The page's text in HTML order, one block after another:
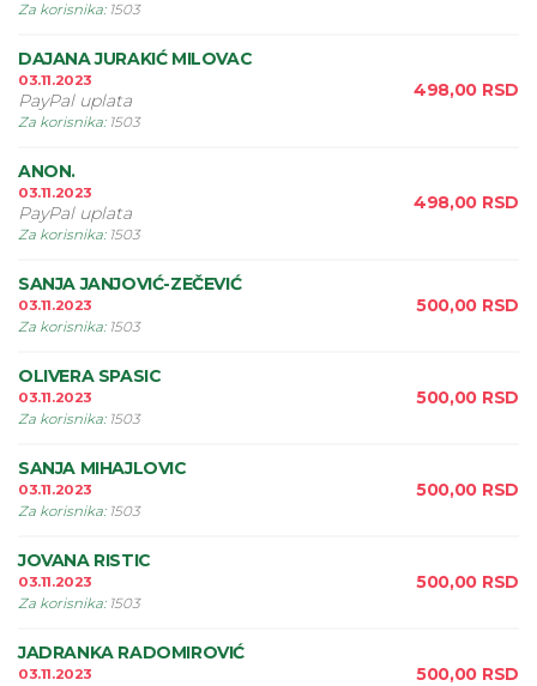
Za korisnika: 1503
DAJANA JURAKIĆ MILOVAC
03.11.2023
PayPal uplata
Za korisnika: 1503
498,00 RSD
ANON.
03.11.2023
PayPal uplata
Za korisnika: 1503
498,00 RSD
SANJA JANJOVIĆ-ZEČEVIĆ
03.11.2023
Za korisnika: 1503
500,00 RSD
OLIVERA SPASIC
03.11.2023
Za korisnika: 1503
500,00 RSD
SANJA MIHAJLOVIC
03.11.2023
Za korisnika: 1503
500,00 RSD
JOVANA RISTIC
03.11.2023
Za korisnika: 1503
500,00 RSD
JADRANKA RADOMIROVIĆ
03.11.2023
500,00 RSD